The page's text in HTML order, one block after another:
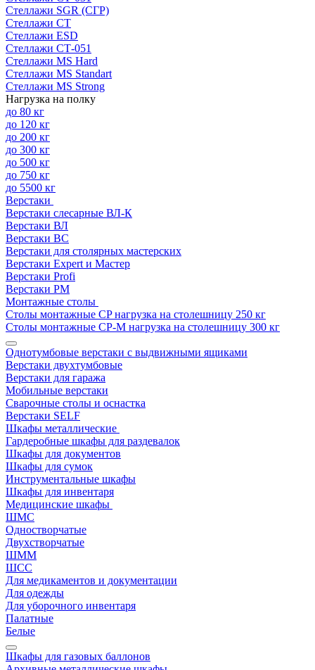
Стеллажи SGR (СГР)
Стеллажи СТ
Стеллажи ESD
Стеллажи СТ-051
Стеллажи MS Hard
Стеллажи MS Standart
Стеллажи MS Strong
Нагрузка на полку
до 80 кг
до 120 кг
до 200 кг
до 300 кг
до 500 кг
до 750 кг
до 5500 кг
Верстаки
Верстаки слесарные ВЛ-К
Верстаки ВЛ
Верстаки ВС
Верстаки для столярных мастерских
Верстаки Expert и Мастер
Верстаки Profi
Верстаки РМ
Монтажные столы
Столы монтажные СP нагрузка на столешницу 250 кг
Столы монтажные СР-М нагрузка на столешницу 300 кг
Однотумбовые верстаки с выдвижными ящиками
Верстаки двухтумбовые
Верстаки для гаража
Мобильные верстаки
Сварочные столы и оснастка
Верстаки SELF
Шкафы металлические
Гардеробные шкафы для раздевалок
Шкафы для документов
Шкафы для сумок
Инструментальные шкафы
Шкафы для инвентаря
Медицинские шкафы
ШМС
Одностворчатые
Двухстворчатые
ШММ
ШСС
Для медикаментов и документации
Для одежды
Для уборочного инвентаря
Палатные
Белые
Шкафы для газовых баллонов